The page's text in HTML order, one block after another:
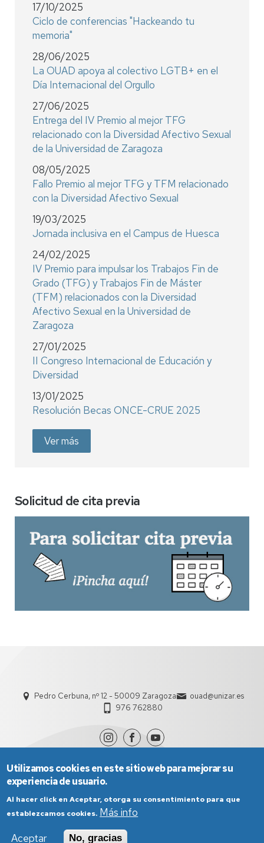
17/10/2025
Ciclo de conferencias "Hackeando tu
memoria"
28/06/2025
La OUAD apoya al colectivo LGTB+ en el
Día Internacional del Orgullo
27/06/2025
Entrega del IV Premio al mejor TFG
relacionado con la Diversidad Afectivo Sexual
de la Universidad de Zaragoza
08/05/2025
Fallo Premio al mejor TFG y TFM relacionado
con la Diversidad Afectivo Sexual
19/03/2025
Jornada inclusiva en el Campus de Huesca
24/02/2025
IV Premio para impulsar los Trabajos Fin de
Grado (TFG) y Trabajos Fin de Máster
(TFM) relacionados con la Diversidad
Afectivo Sexual en la Universidad de
Zaragoza
27/01/2025
II Congreso Internacional de Educación y
Diversidad
13/01/2025
Resolución Becas ONCE-CRUE 2025
Ver más
Solicitud de cita previa
Pedro Cerbuna, nº 12 - 50009 Zaragoza
ouad@unizar.es
976 762880
Aviso Legal
Condiciones generales de uso
Utilizamos cookies en este sitio web para mejorar su
experiencia de usuario.
Al hacer click en Aceptar, otorga su consentimiento para que
establezcamos cookies. Más info
Aceptar
No, gracias